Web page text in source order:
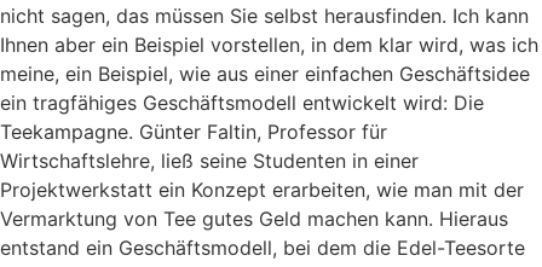
nicht sagen, das müssen Sie selbst herausfinden. Ich kann
Ihnen aber ein Beispiel vorstellen, in dem klar wird, was ich
meine, ein Beispiel, wie aus einer einfachen Geschäftsidee
ein tragfähiges Geschäftsmodell entwickelt wird: Die
Teekampagne. Günter Faltin, Professor für
Wirtschaftslehre, ließ seine Studenten in einer
Projektwerkstatt ein Konzept erarbeiten, wie man mit der
Vermarktung von Tee gutes Geld machen kann. Hieraus
entstand ein Geschäftsmodell, bei dem die Edel-Teesorte